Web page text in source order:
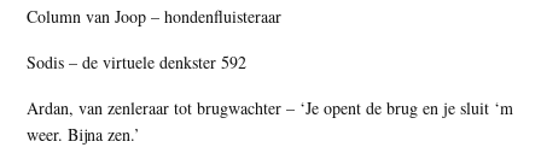
Column van Joop – hondenfluisteraar
Sodis – de virtuele denkster 592
Ardan, van zenleraar tot brugwachter – ‘Je opent de brug en je sluit ‘m
weer. Bijna zen.’